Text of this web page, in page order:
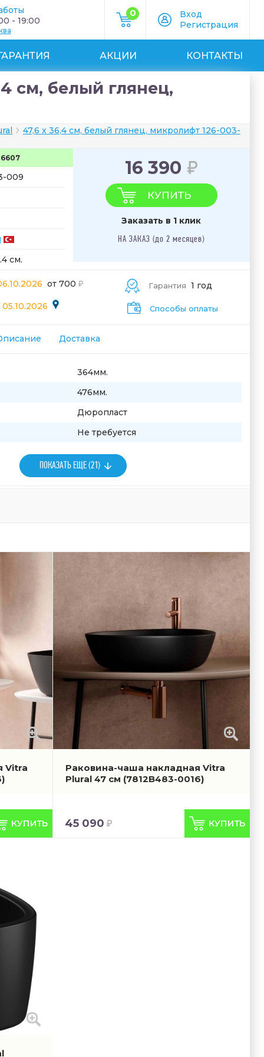
- 19:00
0
Вход
Регистрация
АКЦИИ КОНТАКТЫ
см, белый глянец,
47,6 x 36,4 см, белый глянец, микролифт 126-003-
009
см.
16 390
КУПИТЬ
Заказать в 1 клик
НА ЗАКАЗ (до 2 месяцев)
от 700 Гарантия 1 год
Способы оплаты
Доставка
364мм.
476мм.
Дюропласт
Не требуется
ПОКАЗАТЬ ЕЩЕ (21)
Vitra
Раковина-чаша накладная Vitra
Plural 47 см (7812B483-0016)
45 090